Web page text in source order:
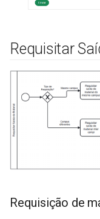
Requisitar
Requisição de